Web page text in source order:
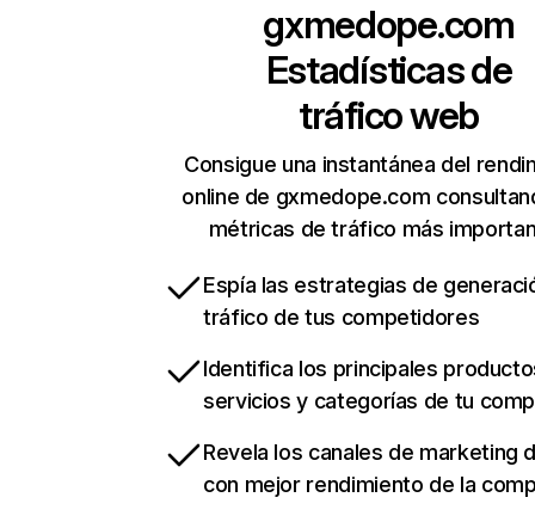
gxmedope.com
Estadísticas de
tráfico web
Consigue una instantánea del
online de gxmedope.com
métricas de tráfico más
Espía las estrategias de
tráfico de tus competidores
Identifica los principales
servicios y categorías de tu
Revela los canales de marketing
con mejor rendimiento de la